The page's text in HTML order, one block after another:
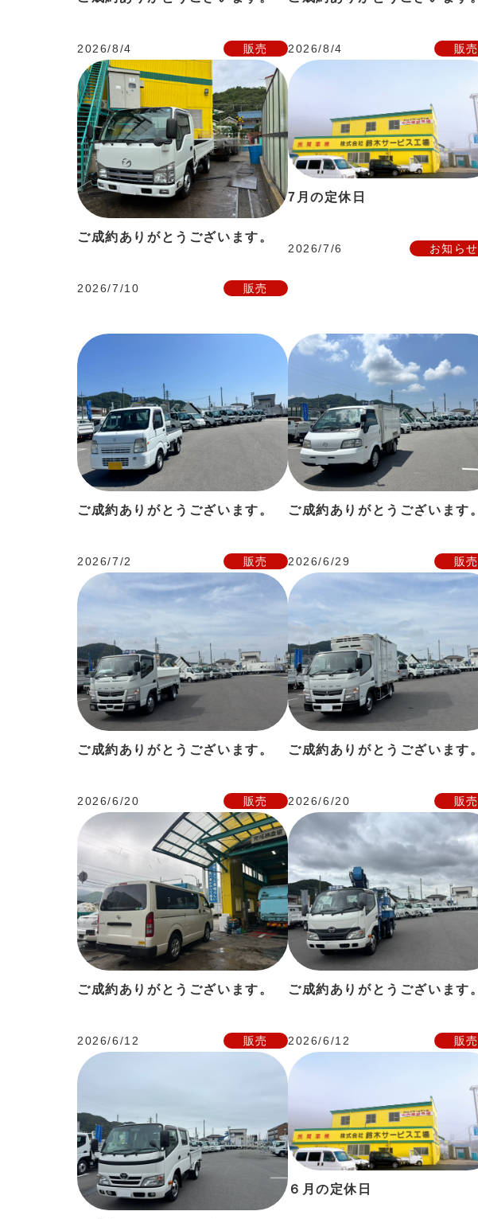
2026/8/4 販売 2026/8/4 販売
ご成約ありがとうございます。
2026/7/10 販売
7月の定休日
2026/7/6 お知らせ
ご成約ありがとうございます。
2026/7/2 販売
ご成約ありがとうございます。
2026/6/29 販売
ご成約ありがとうございます。
2026/6/20 販売
ご成約ありがとうございます。
2026/6/20 販売
ご成約ありがとうございます。
2026/6/12 販売
ご成約ありがとうございます。
2026/6/12 販売
６月の定休日